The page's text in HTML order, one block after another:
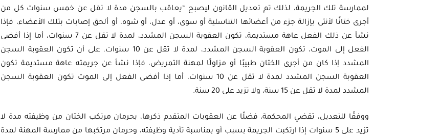
لممارسة تلك الجريمة، لذلك تم تعديل القانون ليصبح “يعاقب بالسجن مدة لا تقل عن خمس سنوات كل من
أجرى ختانًا لأنثى بإزالة جزء من أعضائها التناسلية أو سوى، أو عدل، أو شوه، أو ألحق إصابات بتلك الأعضاء، فإذا
نشأ عن ذلك الفعل عاهة مستديمة، تكون العقوبة السجن المشدد، لمدة لا تقل عن 7 سنوات، أما إذا أفضى
الفعل إلى الموت، تكون العقوبة السجن المشدد، لمدة لا تقل عن 10 سنوات. على أن تكون العقوبة السجن
المشدد إذا كان من أجرى الختان طبيبًا أو مزاولًا لمهنة التمريض، فإذا نشأ عن جريمته عاهة مستديمة تكون
العقوبة السجن المشدد لمدة لا تقل عن 10 سنوات، أما إذا أفضى الفعل إلى الموت تكون العقوبة السجن
المشدد لمدة لا تقل عن 15 سنة، ولا تزيد على 20 سنة.
ووفقًا للتعديل، تقضي المحكمة، فضلًا عن العقوبات المتقدم ذكرها، بحرمان مرتكب الختان من وظيفته مدة لا
تزيد على 5 سنوات إذا ارتكبت الجريمة بسبب أو بمناسبة تأدية وظيفته، وحرمان مرتكبها من ممارسة المهنة لمدة